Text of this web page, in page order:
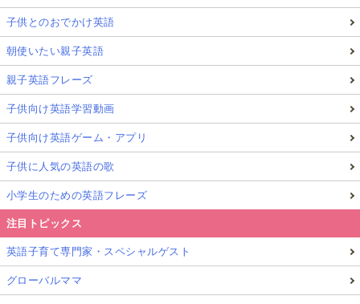
子供とのおでかけ英語
朝使いたい親子英語
親子英語フレーズ
子供向け英語学習動画
子供向け英語ゲーム・アプリ
子供に人気の英語の歌
小学生のための英語フレーズ
注目トピックス
英語子育て専門家・スペシャルゲスト
グローバルママ